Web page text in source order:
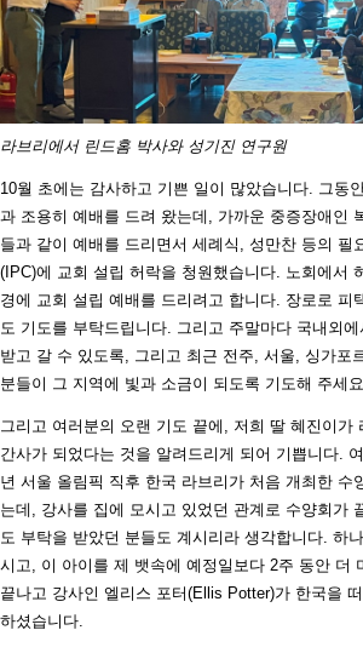
라브리에서 린드홈 박사와 성기진 연구원
10월 초에는 감사하고 기쁜 일이 많았습니다. 그동
과 조용히 예배를 드려 왔는데, 가까운 중증장애인
들과 같이 예배를 드리면서 세례식, 성만찬 등의 필
(IPC)에 교회 설립 허락을 청원했습니다. 노회에서
경에 교회 설립 예배를 드리려고 합니다. 장로로 피
도 기도를 부탁드립니다. 그리고 주말마다 국내외
받고 갈 수 있도록, 그리고 최근 전주, 서울, 싱가포
분들이 그 지역에 빛과 소금이 되도록 기도해 주세
그리고 여러분의 오랜 기도 끝에, 저희 딸 혜진이가
간사가 되었다는 것을 알려드리게 되어 기쁩니다.
년 서울 올림픽 직후 한국 라브리가 처음 개최한 수
는데, 강사를 집에 모시고 있었던 관계로 수양회가
도 부탁을 받았던 분들도 계시리라 생각합니다. 하
시고, 이 아이를 제 뱃속에 예정일보다 2주 동안 더
끝나고 강사인 엘리스 포터(Ellis Potter)가 한국을
하셨습니다.